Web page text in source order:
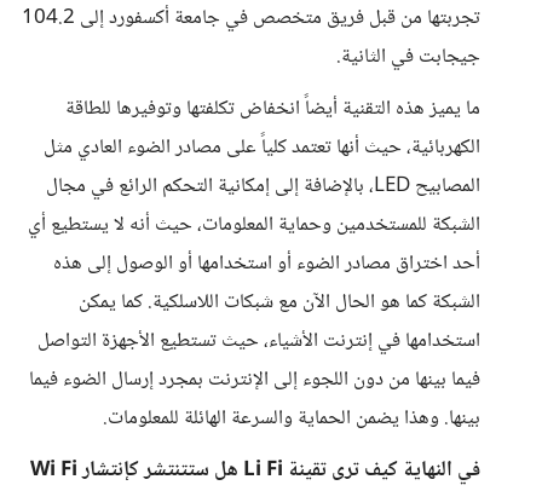
تجربتها من قبل فريق متخصص في جامعة أكسفورد إلى 104.2
جيجابت في الثانية.
ما يميز هذه التقنية أيضاً انخفاض تكلفتها وتوفيرها للطاقة
الكهربائية، حيث أنها تعتمد كلياً على مصادر الضوء العادي مثل
المصابيح LED، بالإضافة إلى إمكانية التحكم الرائع في مجال
الشبكة للمستخدمين وحماية المعلومات، حيث أنه لا يستطيع أي
أحد اختراق مصادر الضوء أو استخدامها أو الوصول إلى هذه
الشبكة كما هو الحال الآن مع شبكات اللاسلكية. كما يمكن
استخدامها في إنترنت الأشياء، حيث تستطيع الأجهزة التواصل
فيما بينها من دون اللجوء إلى الإنترنت بمجرد إرسال الضوء فيما
بينها. وهذا يضمن الحماية والسرعة الهائلة للمعلومات.
في النهاية كيف ترى تقينة Li Fi هل ستتنتشر كإنتشار Wi Fi